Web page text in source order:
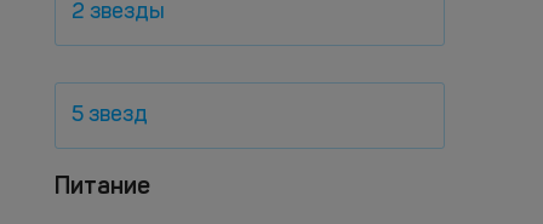
2 звезды
5 звезд
Питание